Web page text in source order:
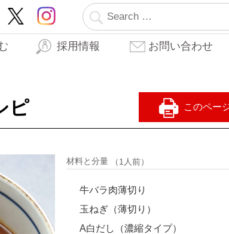
業
採用情報 お問い合わせ
ピ
材料と分量 （1人前）
牛バラ肉薄切り
玉ねぎ（薄切り）
A白だし（濃縮タイプ）